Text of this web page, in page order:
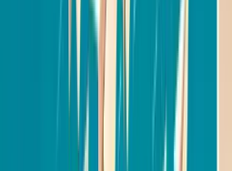
praat. Eerlijk, direct en
Voorbeeld van een effectief
"Hi [naam], ik zag je
op [evenement]. Knap hoe je